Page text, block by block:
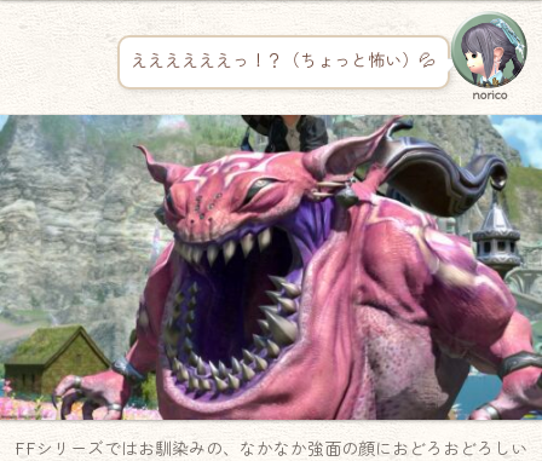
ええええええっ！？（ちょっと怖い）💦
norico
FFシリーズではお馴染みの、なかなか強面の顔におどろおどろしい